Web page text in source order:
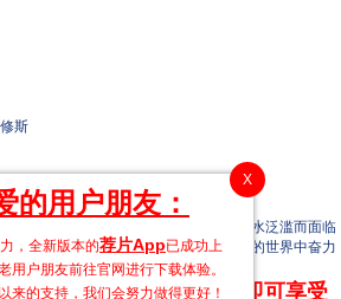
X
的用户朋友：
，全新版本的荐片App已成功上
用户朋友前往官网进行下载体验。
来的支持，我们会努力做得更好！
斯
的领袖和她的两个儿子奋力拯救因洪水泛滥而面临
必须跨越法律的界限，在这个黑暗危险的世界中奋力
们家族七年之久的秘密。
属下载器：点击下方链接 即可享受